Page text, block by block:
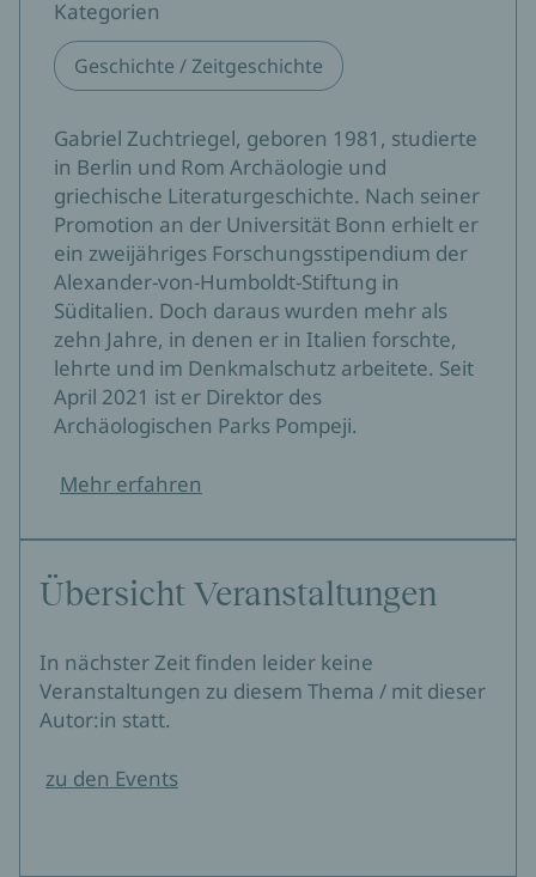
Kategorien
Geschichte / Zeitgeschichte
Gabriel Zuchtriegel, geboren 1981, studierte
in Berlin und Rom Archäologie und
griechische Literaturgeschichte. Nach seiner
Promotion an der Universität Bonn erhielt er
ein zweijähriges Forschungsstipendium der
Alexander-von-Humboldt-Stiftung in
Süditalien. Doch daraus wurden mehr als
zehn Jahre, in denen er in Italien forschte,
lehrte und im Denkmalschutz arbeitete. Seit
April 2021 ist er Direktor des
Archäologischen Parks Pompeji.
Mehr erfahren
Übersicht Veranstaltungen
In nächster Zeit finden leider keine
Veranstaltungen zu diesem Thema / mit dieser
Autor:in statt.
zu den Events